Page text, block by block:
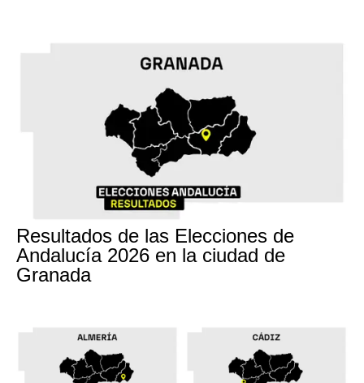
Resultados de las Elecciones de
Andalucía 2026 en la ciudad de
Granada